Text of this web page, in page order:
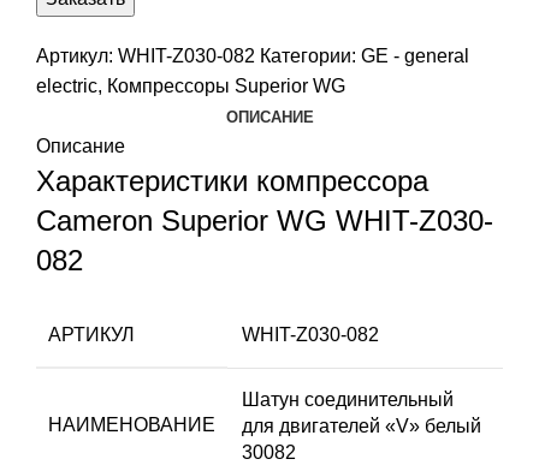
Артикул: WHIT-Z030-082 Категории: GE - general
electric, Компрессоры Superior WG
ОПИСАНИЕ
Описание
Характеристики компрессора
Cameron Superior WG WHIT-Z030-
082
АРТИКУЛ WHIT-Z030-082
НАИМЕНОВАНИЕ
Шатун соединительный
для двигателей «V» белый
30082